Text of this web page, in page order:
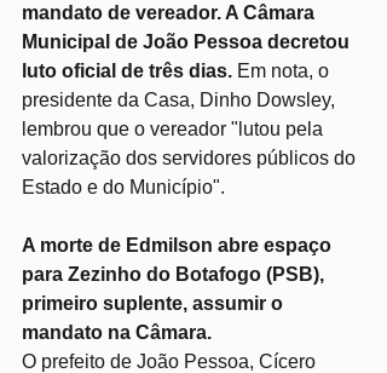
mandato de vereador. A Câmara
Municipal de João Pessoa decretou
luto oficial de três dias. Em nota, o
presidente da Casa, Dinho Dowsley,
lembrou que o vereador "lutou pela
valorização dos servidores públicos do
Estado e do Município".
A morte de Edmilson abre espaço
para Zezinho do Botafogo (PSB),
primeiro suplente, assumir o
mandato na Câmara.
O prefeito de João Pessoa, Cícero